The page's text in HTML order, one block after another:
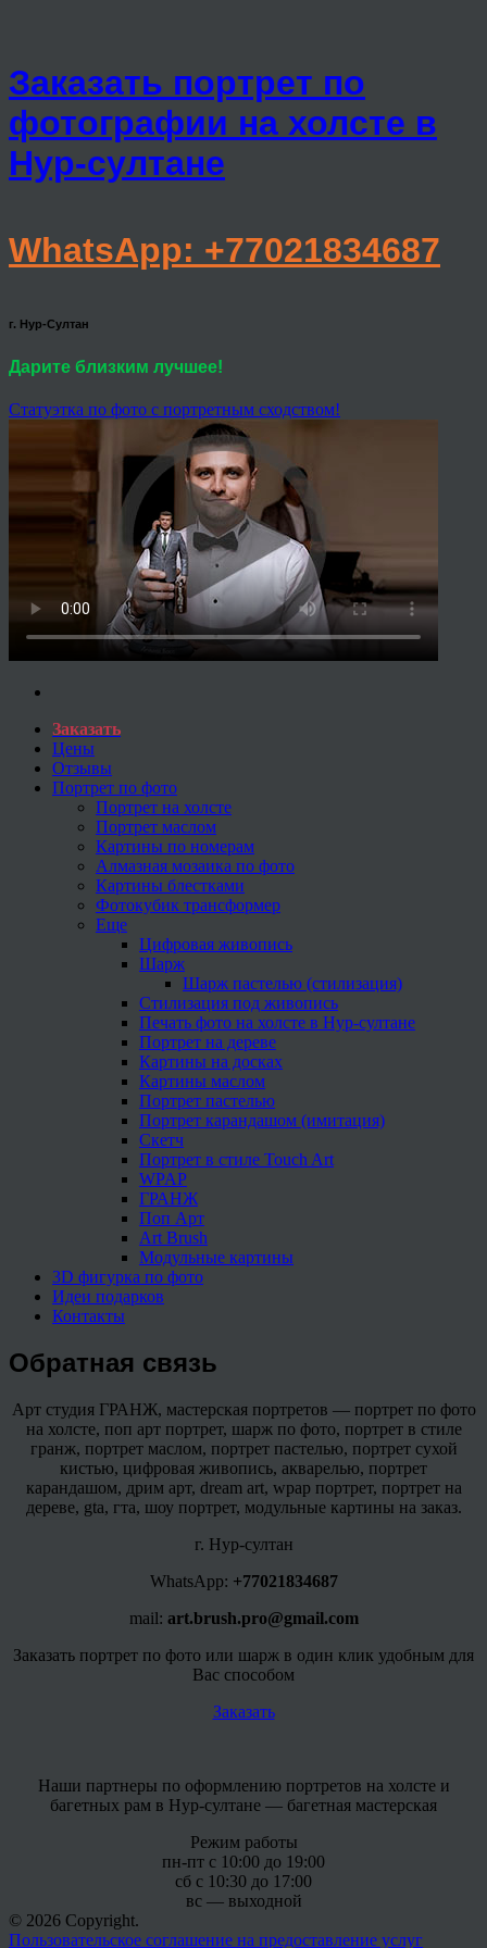
Заказать портрет по
фотографии на холсте в
Нур-султане
WhatsApp: +77021834687
г. Нур-Султан
Дарите близким лучшее!
Статуэтка по фото с портретным сходством!
Заказать
Цены
Отзывы
Портрет по фото
Портрет на холсте
Портрет маслом
Картины по номерам
Алмазная мозаика по фото
Картины блестками
Фотокубик трансформер
Еще
Цифровая живопись
Шарж
Шарж пастелью (стилизация)
Стилизация под живопись
Печать фото на холсте в Нур-султане
Портрет на дереве
Картины на досках
Картины маслом
Портрет пастелью
Портрет карандашом (имитация)
Скетч
Портрет в стиле Touch Art
WPAP
ГРАНЖ
Поп Арт
Art Brush
Модульные картины
3D фигурка по фото
Идеи подарков
Контакты
Обратная связь
Арт студия ГРАНЖ, мастерская портретов — портрет по фото
на холсте, поп арт портрет, шарж по фото, портрет в стиле
гранж, портрет маслом, портрет пастелью, портрет сухой
кистью, цифровая живопись, акварелью, портрет
карандашом, дрим арт, dream art, wpap портрет, портрет на
дереве, gta, гта, шоу портрет, модульные картины на заказ.
г. Нур-султан
WhatsApp: +77021834687
mail: art.brush.pro@gmail.com
Заказать портрет по фото или шарж в один клик удобным для
Вас способом
Заказать
Наши партнеры по оформлению портретов на холсте и
багетных рам в Нур-султане — багетная мастерская
Режим работы
пн-пт с 10:00 до 19:00
сб с 10:30 до 17:00
вс — выходной
© 2026 Copyright.
Пользовательское соглашение на предоставление услуг